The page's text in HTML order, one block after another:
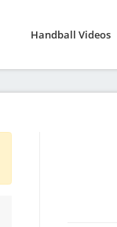
Handball Videos